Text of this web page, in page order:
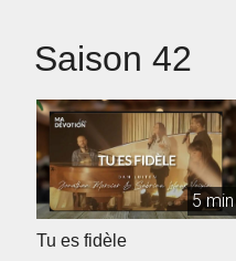
Saison 42
5 min
Tu es fidèle